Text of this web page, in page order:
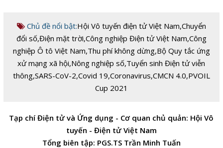
Chủ đề nổi bật:Hội Vô tuyến điện tử Việt Nam,Chuyển
đổi số,Điện mặt trời,Công nghiệp Điện tử Việt Nam,Công
nghiệp Ô tô Việt Nam,Thu phí không dừng,Bộ Quy tắc ứng
xử mạng xã hội,Nông nghiệp số,Tuyển sinh Điện tử viễn
thông,SARS-CoV-2,Covid 19,Coronavirus,CMCN 4.0,PVOIL
Cup 2021
Tạp chí Điện tử và Ứng dụng - Cơ quan chủ quản: Hội Vô
tuyến - Điện tử Việt Nam
Tổng biên tập: PGS.TS Trần Minh Tuấn